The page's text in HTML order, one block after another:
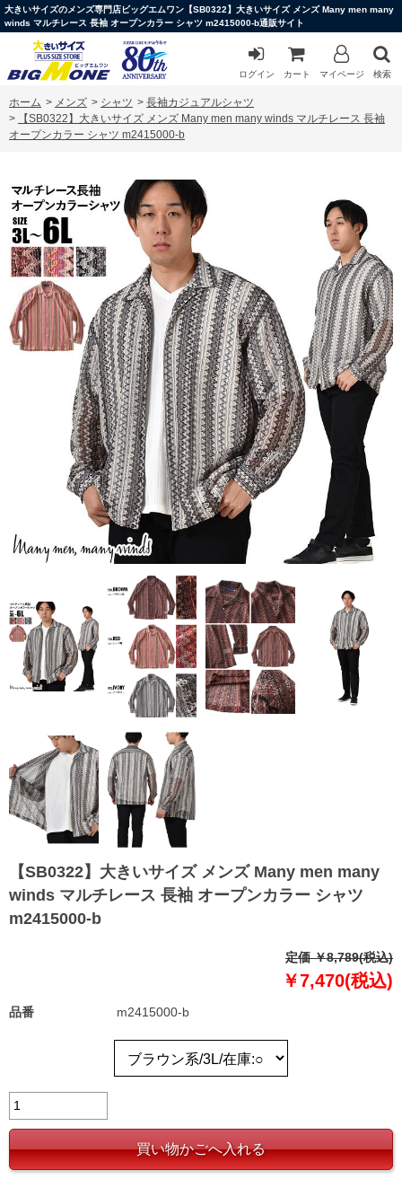
大きいサイズのメンズ専門店ビッグエムワン【SB0322】大きいサイズ メンズ Many men many
winds マルチレース 長袖 オープンカラー シャツ m2415000-b通販サイト
ログイン カート マイページ 検索
ホーム > メンズ > シャツ > 長袖カジュアルシャツ
>
【SB0322】大きいサイズ メンズ Many men many winds マルチレース 長袖
オープンカラー シャツ m2415000-b
【SB0322】大きいサイズ メンズ Many men many
winds マルチレース 長袖 オープンカラー シャツ
m2415000-b
定価 ￥8,789(税込)
￥7,470(税込)
品番 m2415000-b